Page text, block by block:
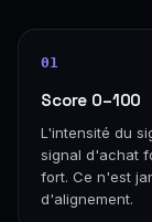
01
Score 0–100
L'intensité du
signal d'achat
fort. Ce n'est
d'alignement.